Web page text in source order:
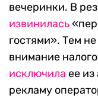
вечеринки. В
извинилась
гостями». Тем
внимание
исключила ее из
рекламу